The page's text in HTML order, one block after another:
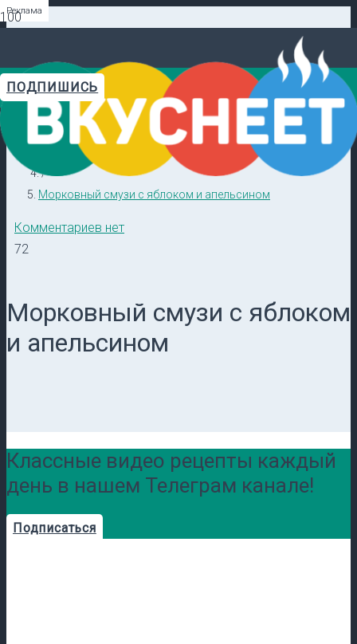
ПОДПИШИСЬ
Видеорецепты в ТГ →
Главная
/
Кулинарные секреты
/
Морковный смузи с яблоком и апельсином
Комментариев нет
72
Морковный смузи с яблоком
и апельсином
Классные видео рецепты каждый
день в нашем Телеграм канале!
Подписаться
Реклама
Реклама
Реклама
Реклама
Реклама
Реклама